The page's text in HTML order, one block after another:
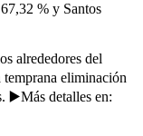
% y Santos
alrededores del
eliminación
▶️Más detalles en: